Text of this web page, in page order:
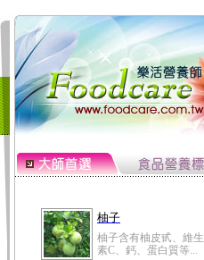
柚子
柚子含有柚皮甙、維生
素C、鈣、蛋白質等...